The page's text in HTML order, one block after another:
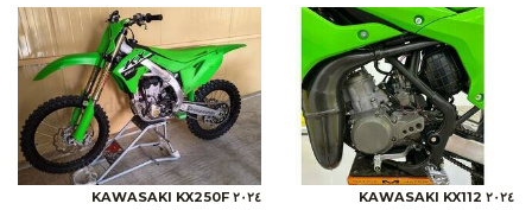
٢٠٢٤ KAWASAKI KX112 ٢٠٢٤ KAWASAKI KX250F